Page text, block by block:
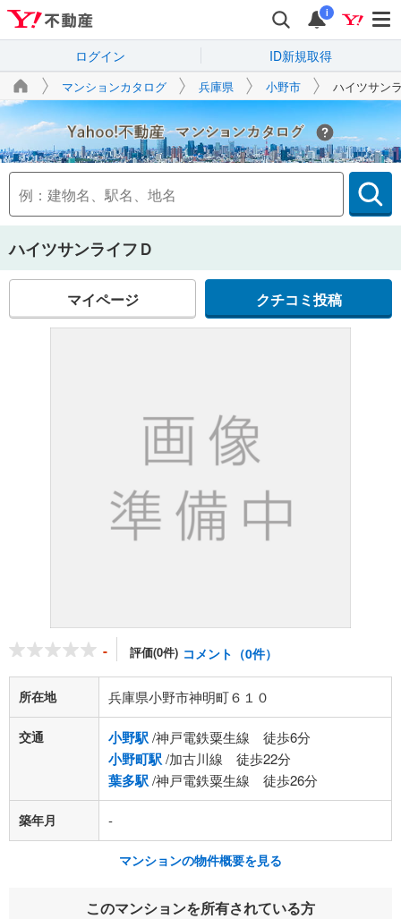
i
ログイン ID新規取得
マンションカタログ 兵庫県 小野市 ハイツサン
Yahoo!不動産
ハイツサンライフＤ
マイページ クチコミ投稿
- 評価(0件) コメント（0件）
所在地 兵庫県小野市神明町６１０
交通 小野駅/神戸電鉄粟生線 徒歩6分
小野町駅/加古川線 徒歩22分
葉多駅/神戸電鉄粟生線 徒歩26分
築年月 -
マンションの物件概要を見る
このマンションを所有されている方